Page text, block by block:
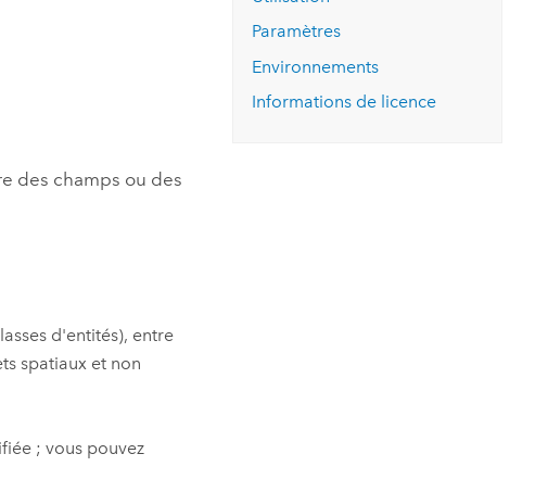
essai gratuit.
Explorer ce cours
Lire le récit
des champs ou des
d'entités), entre
spatiaux et non
; vous pouvez
Paramètres
Environnements
Informations de licence